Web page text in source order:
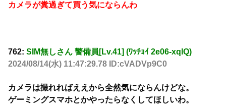
カメラが糞過ぎて買う気にならんわ
762: SIM無しさん 警備員[Lv.41] (ﾜｯﾁｮｲ 2e06-xqlQ)
2024/08/14(水) 11:47:29.78 ID:cVADVp9C0
カメラは撮れればええから全然気にならんけどな。
ゲーミングスマホとかやったらなくしてほしいわ。